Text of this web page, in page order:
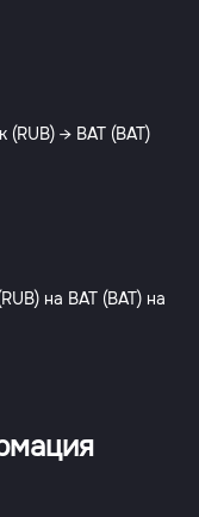
→ BAT (BAT)
на BAT (BAT) на